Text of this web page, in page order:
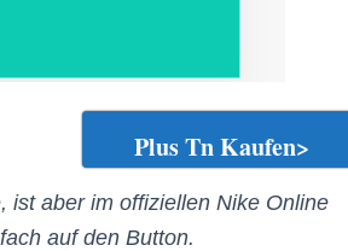
Plus Tn Kaufen>
ist aber im offiziellen Nike Online
auf den Button.